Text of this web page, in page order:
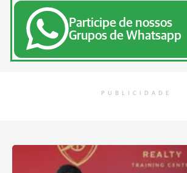
Participe de nossos
Grupos de Whatsapp
PUBLICIDADE